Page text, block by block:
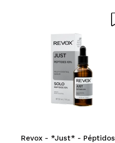
Revox - *Just* - Péptidos